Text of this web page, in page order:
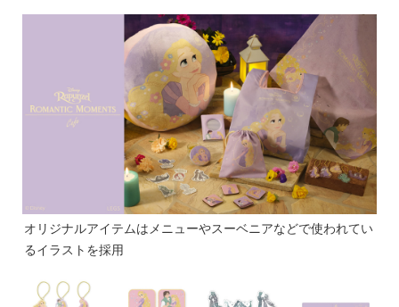
オリジナルアイテムはメニューやスーベニアなどで使われてい
るイラストを採用